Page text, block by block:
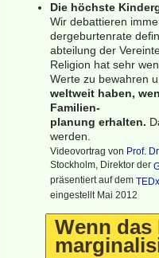
Die höchste
Wir debattieren
dergeburtenrate
abteilung der
Religion hat sehr
Werte zu bewahren
weltweit haben,
Familien-
planung erhalten.
werden.
Videovortrag von Prof.
Stockholm, Direktor der
präsentiert auf dem
eingestellt Mai 2012
Wenn